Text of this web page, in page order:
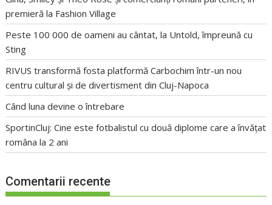
premieră la Fashion Village
Peste 100 000 de oameni au cântat, la Untold, împreună cu
Sting
RIVUS transformă fosta platformă Carbochim într-un nou
centru cultural și de divertisment din Cluj-Napoca
Când luna devine o întrebare
SportinCluj: Cine este fotbalistul cu două diplome care a învățat
româna la 2 ani
Comentarii recente